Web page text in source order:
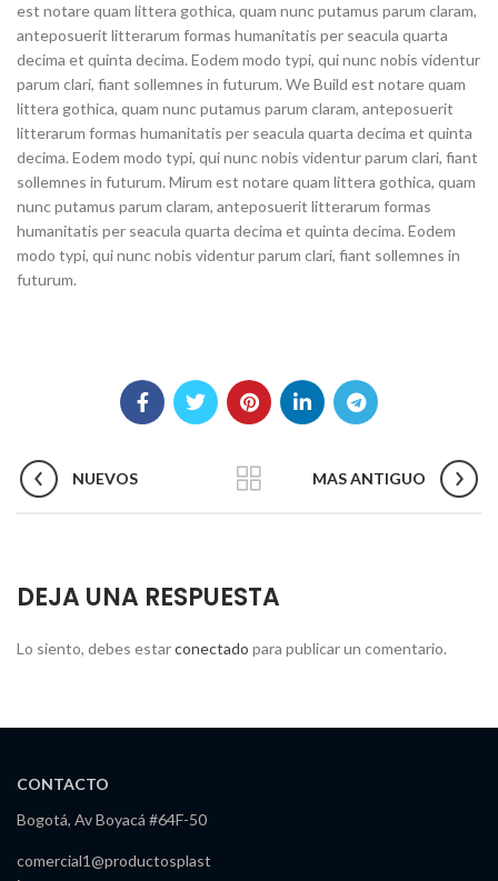
est notare quam littera gothica, quam nunc putamus parum claram,
anteposuerit litterarum formas humanitatis per seacula quarta
decima et quinta decima. Eodem modo typi, qui nunc nobis videntur
parum clari, fiant sollemnes in futurum. We Build est notare quam
littera gothica, quam nunc putamus parum claram, anteposuerit
litterarum formas humanitatis per seacula quarta decima et quinta
decima. Eodem modo typi, qui nunc nobis videntur parum clari, fiant
sollemnes in futurum. Mirum est notare quam littera gothica, quam
nunc putamus parum claram, anteposuerit litterarum formas
humanitatis per seacula quarta decima et quinta decima. Eodem
modo typi, qui nunc nobis videntur parum clari, fiant sollemnes in
futurum.
NUEVOS MAS ANTIGUO
DEJA UNA RESPUESTA
Lo siento, debes estarconectado para publicar un comentario.
CONTACTO
Bogotá, Av Boyacá #64F-50
comercial1@productosplast